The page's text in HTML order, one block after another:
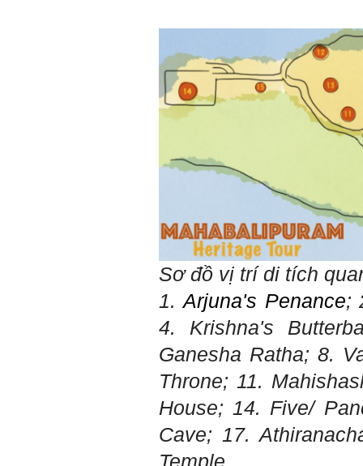
Sơ đồ vị trí di tích
1.Arjuna's Penance;
4. Krishna's
Ganesha Ratha; 8.
Throne; 11.
House; 14. Five/
Cave; 17.
Temple